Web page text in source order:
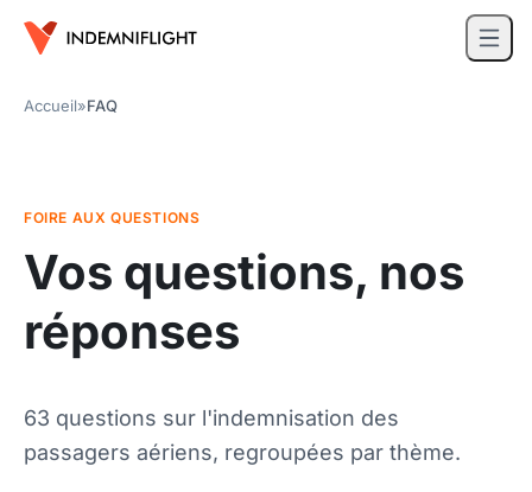
Accueil»FAQ
FOIRE AUX QUESTIONS
Vos questions, nos
réponses
63 questions sur l'indemnisation des
passagers aériens, regroupées par thème.